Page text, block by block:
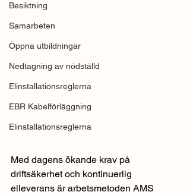
Besiktning
Samarbeten
Öppna utbildningar
Nedtagning av nödställd
Elinstallationsreglerna
EBR Kabelförläggning
Elinstallationsreglerna
Med dagens ökande krav på
driftsäkerhet och kontinuerlig
elleverans är arbetsmetoden AMS